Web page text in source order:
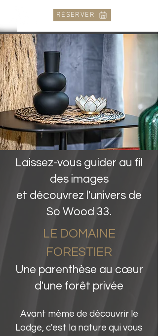
RÉSERVER
Laissez-vous guider au fil
des images
et découvrez l'univers de
So Wood 33.
LE DOMAINE
FORESTIER
Une parenthèse au cœur
d'une forêt privée
Avant même de découvrir le
Lodge, c'est la nature qui vous